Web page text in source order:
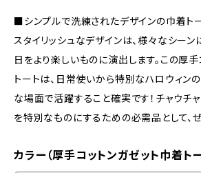
■シンプルで洗練されたデザインの巾着トー
スタイリッシュなデザインは、様々なシーン
日をより楽しいものに演出します。この厚
トートは、日常使いから特別なハロウィン
な場面で活躍すること確実です！チャウチ
を特別なものにするための必需品として、
カラー（厚手コットンガゼット巾着トー